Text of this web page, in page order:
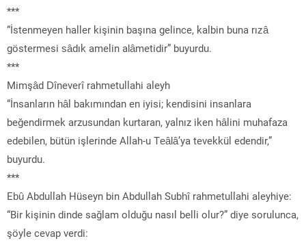
***
“İstenmeyen haller kişinin başına gelince, kalbin buna rızâ
göstermesi sâdık amelin alâmetidir” buyurdu.
***
Mimşâd Dîneverî rahmetullahi aleyh
“İnsanların hâl bakımından en iyisi; kendisini insanlara
beğendirmek arzusundan kurtaran, yalnız iken hâlini muhafaza
edebilen, bütün işlerinde Allah-u Teâlâ’ya tevekkül edendir,”
buyurdu.
***
Ebû Abdullah Hüseyn bin Abdullah Subhî rahmetullahi aleyhiye:
“Bir kişinin dinde sağlam olduğu nasıl belli olur?” diye sorulunca,
şöyle cevap verdi: